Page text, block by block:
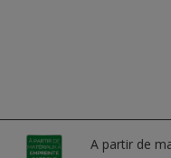
A partir de